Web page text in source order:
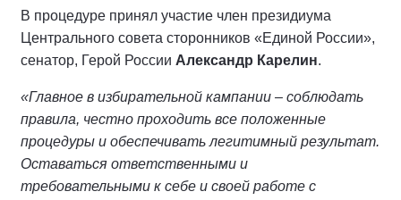
В процедуре принял участие член президиума
Центрального совета сторонников «Единой России»,
сенатор, Герой России Александр Карелин.
«Главное в избирательной кампании – соблюдать
правила, честно проходить все положенные
процедуры и обеспечивать легитимный результат.
Оставаться ответственными и
требовательными к себе и своей работе с